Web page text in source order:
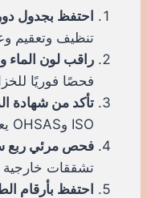
احتفظ بجدول
تنظيف وتعقيم
راقب لون الماء
فحصًا فوريًا
تأكد من شهادة
ISO وOHSAS يعكس جودة أعلى.
فحص مرئي ربع
تشققات خارجية
احتفظ بأرقام